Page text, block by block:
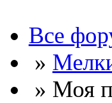
Все
»
» Моя